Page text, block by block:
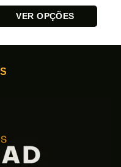
VER OPÇÕES